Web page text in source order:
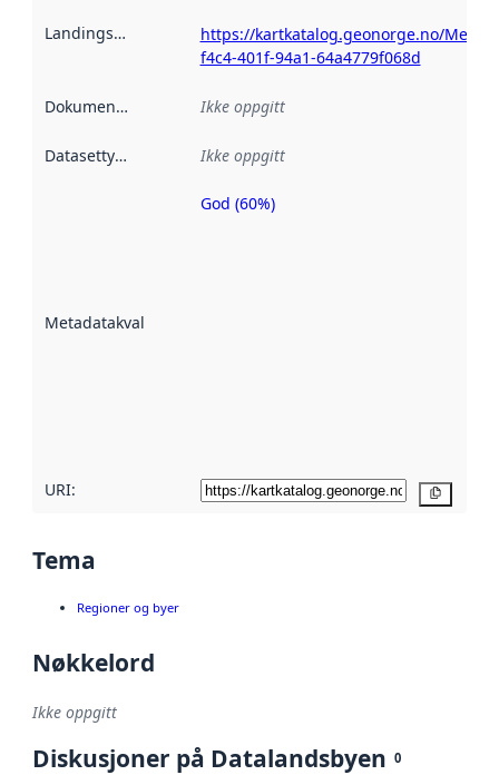
Landingsside
https://kartkatalog.geonorge.no/
f4c4-401f-94a1-64a4779f068d
Dokumentasjon Ikke oppgitt
Datasettype Ikke oppgitt
Metadatakvalitet
Metadatakvalitet
God (60%)
URI:
Tema
Regioner og byer
Nøkkelord
Ikke oppgitt
Diskusjoner på Datalandsbyen 0